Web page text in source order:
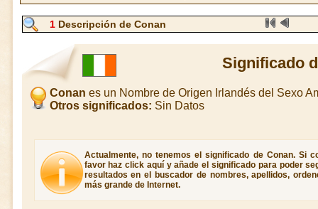
1 Descripción de Conan
Significado
Conan es un Nombre de Origen Irlandés del Sexo
Otros significados: Sin Datos
Actualmente, no tenemos el significado de Conan. Si
favor haz click aquí y añade el significado para poder
resultados en el buscador de nombres, apellidos,
más grande de Internet.